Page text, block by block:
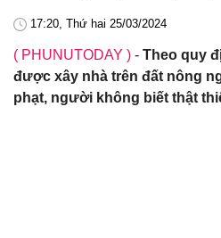
17:20, Thứ hai 25/03/2024
( PHUNUTODAY ) - Theo quy
được xây nhà trên đất nông
phạt, người không biết thật